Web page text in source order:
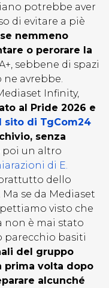
potrebbe aver
di evitare a piè
nemmeno
o perorare la
sebbene di spazi
avrebbe.
Infinity,
al Pride 2026 e
sito di TgCom24
senza
poi un altro
di E.
dello
se da Mediaset
visto che
non è mai stato
parecchio basiti
del gruppo
prima volta dopo
alcunché